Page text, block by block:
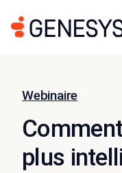
Webinaire
plus